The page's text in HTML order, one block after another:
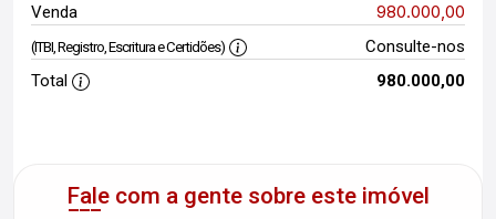
Venda 980.000,00
(ITBI, Registro, Escritura e Certidões)
Consulte-nos
Total
980.000,00
Fale com a gente sobre este imóvel